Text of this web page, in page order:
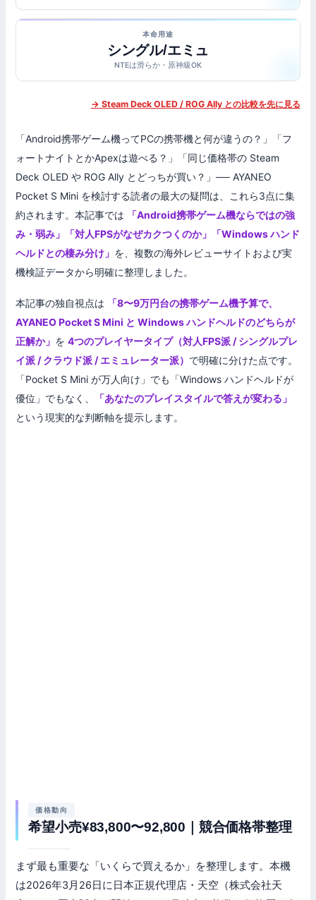
本命用途
シングル/エミュ
NTEは滑らか・原神級OK
→ Steam Deck OLED / ROG Ally との比較を先に見る
「Android携帯ゲーム機ってPCの携帯機と何が違うの？」「フ
ォートナイトとかApexは遊べる？」「同じ価格帯の Steam
Deck OLED や ROG Ally とどっちが買い？」── AYANEO
Pocket S Mini を検討する読者の最大の疑問は、これら3点に集
約されます。本記事では
「Android携帯ゲーム機ならではの強
み・弱み」「対人FPSがなぜカクつくのか」「Windows ハンド
ヘルドとの棲み分け」 を、複数の海外レビューサイトおよび実
機検証データから明確に整理しました。
本記事の独自視点は
「8〜9万円台の携帯ゲーム機予算で、
AYANEO Pocket S Mini と Windows ハンドヘルドのどちらが
正解か」 を4つのプレイヤータイプ（対人FPS派 / シングルプレ
イ派 / クラウド派 / エミュレーター派） で明確に分けた点です。
「Pocket S Mini が万人向け」でも「Windows ハンドヘルドが
優位」でもなく、
「あなたのプレイスタイルで答えが変わる」
という現実的な判断軸を提示します。
価格動向
希望小売¥83,800〜92,800｜競合価格帯整理
まず最も重要な「いくらで買えるか」を整理します。本機
は2026年3月26日に日本正規代理店・天空（株式会社天